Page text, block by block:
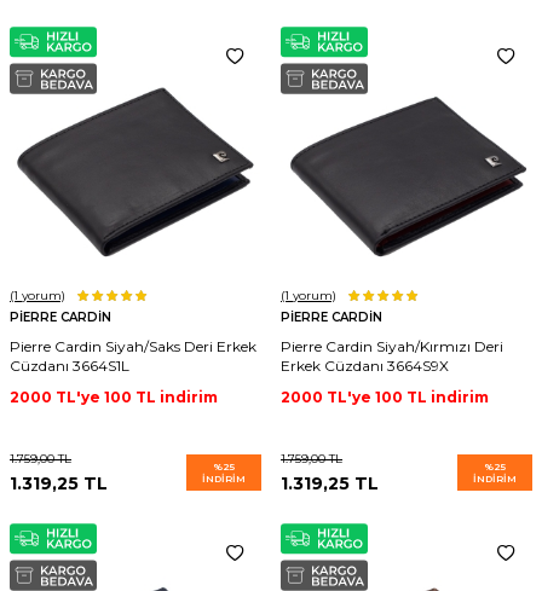
(1 yorum)
PIERRE CARDIN
Pierre Cardin Siyah/Saks Deri Erkek
Cüzdanı 3664S1L
2000 TL'ye 100 TL indirim
1.759,00TL
1.319,25 TL
%25
İNDIRIM
(1 yorum)
PIERRE CARDIN
Pierre Cardin Siyah/Kırmızı Deri
Erkek Cüzdanı 3664S9X
2000 TL'ye 100 TL indirim
1.759,00TL
1.319,25 TL
%25
İNDIRIM